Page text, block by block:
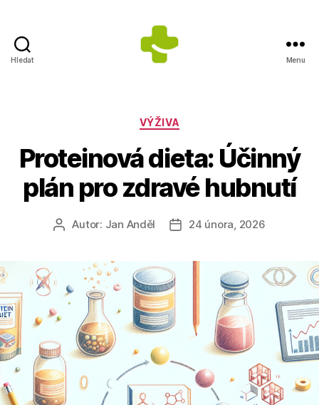
Hledat
Anděla
Menu
Rubriky
VÝŽIVA
Proteinová dieta: Účinný
plán pro zdravé hubnutí
AutorAutor: Jan Anděl
Datum
24 února, 2026